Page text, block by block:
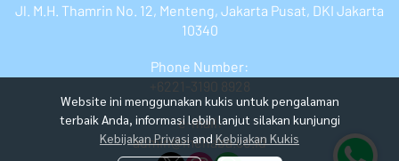
Website ini menggunakan kukis untuk pengalaman
terbaik Anda, informasi lebih lanjut silakan kunjungi
Kebijakan Privasi and Kebijakan Kukis
Jl. M.H. Thamrin No. 12, Menteng, Jakarta Pusat, DKI Jakarta
10340
Phone Number:
+6221-3190 8928
e-mail:
admin@mehaba.co.id